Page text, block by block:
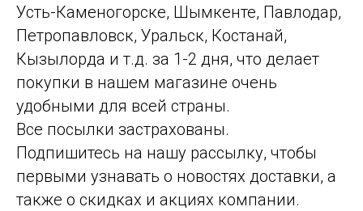
Усть-Каменогорске, Шымкенте, Павлодар,
Петропавловск, Уральск, Костанай,
Кызылорда и т.д. за 1-2 дня, что делает
покупки в нашем магазине очень
удобными для всей страны.
Все посылки застрахованы.
Подпишитесь на нашу рассылку, чтобы
первыми узнавать о новостях доставки, а
также о скидках и акциях компании.